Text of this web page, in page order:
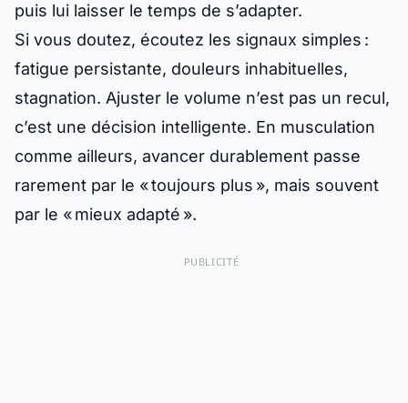
puis lui laisser le temps de s’adapter.
Si vous doutez, écoutez les signaux simples :
fatigue persistante, douleurs inhabituelles,
stagnation. Ajuster le volume n’est pas un recul,
c’est une décision intelligente. En musculation
comme ailleurs, avancer durablement passe
rarement par le « toujours plus », mais souvent
par le « mieux adapté ».
PUBLICITÉ